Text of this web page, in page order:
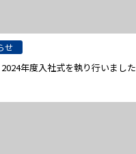
せ
年度入社式を執り行いました